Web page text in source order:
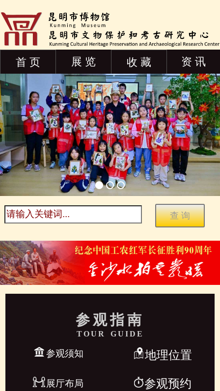
首 页 展 览 收 藏 资 讯
参观指南
TOUR GUIDE
参观须知 地理位置
展厅布局 参观预约